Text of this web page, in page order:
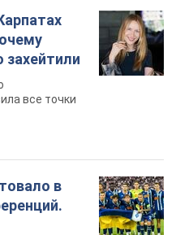
все точки
в